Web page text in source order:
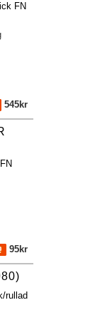
FN
545kr
95kr
rullad